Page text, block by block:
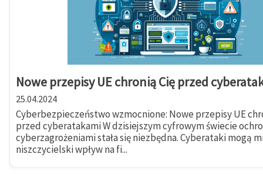
Nowe przepisy UE chronią Cię przed
25.04.2024
Cyberbezpieczeństwo wzmocnione: Nowe przepisy UE
przed cyberatakami W dzisiejszym cyfrowym świecie
cyberzagrożeniami stała się niezbędna. Cyberataki mogą
niszczycielski wpływ na fi...